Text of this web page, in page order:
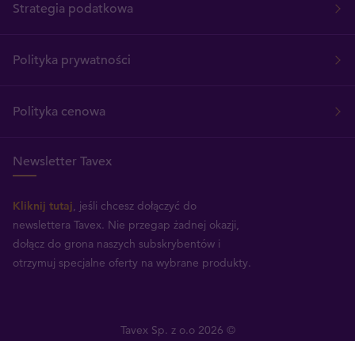
Strategia podatkowa
Polityka prywatności
Polityka cenowa
Newsletter Tavex
Kliknij tutaj, jeśli chcesz dołączyć do
newslettera Tavex. Nie przegap żadnej okazji,
dołącz do grona naszych subskrybentów i
otrzymuj specjalne oferty na wybrane produkty.
Tavex Sp. z o.o 2026 ©